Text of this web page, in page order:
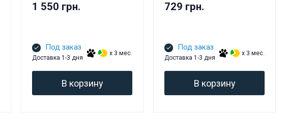
1 550 грн.
Под заказ
Доставка 1-3 дня
x 3 мес.
В корзину
729 грн.
Под заказ
Доставка 1-3 дня
x 3 мес.
В корзину